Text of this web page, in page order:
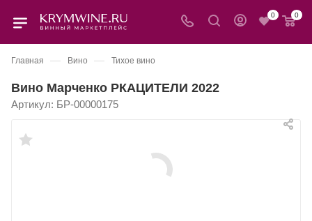
0 0
Главная — Вино — Тихое вино
Вино Марченко РКАЦИТЕЛИ 2022
Артикул: БР-00000175